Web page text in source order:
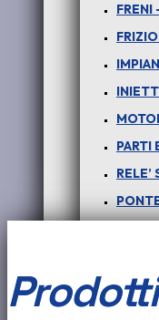
FRENI
PARTI
RELE’
VETRI
SUPPORTO
N0012-
Aggiungi
COD-N0012-
Tag:
SUPPORTO